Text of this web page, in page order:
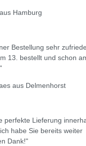
Hamburg
Bestellung sehr
13. bestellt und schon
aus Delmenhorst
perfekte Lieferung
habe Sie bereits weiter
Dank!"